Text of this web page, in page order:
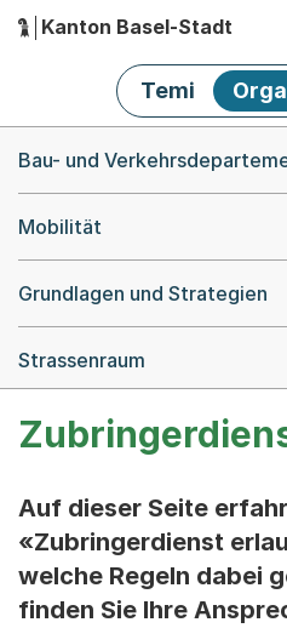
Hauptnavigation
Kanton Basel-Stadt
Temi
Bau- und
Mobilität
Grundlagen und Strategien
Strassenraum
Auf dieser Seite
«Zubringerdienst
welche Regeln dabei
finden Sie Ihre